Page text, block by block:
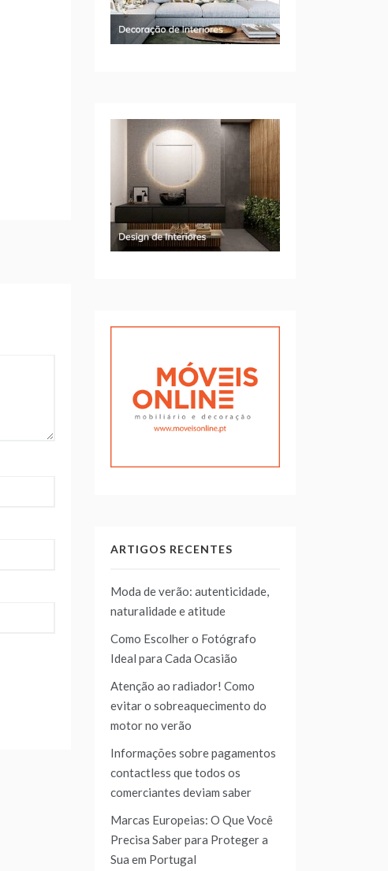
ARTIGOS RECENTES
Moda de verão: autenticidade,
naturalidade e atitude
Como Escolher o Fotógrafo
Ideal para Cada Ocasião
Atenção ao radiador! Como
evitar o sobreaquecimento do
motor no verão
Informações sobre pagamentos
contactless que todos os
comerciantes deviam saber
Marcas Europeias: O Que Você
Precisa Saber para Proteger a
Sua em Portugal